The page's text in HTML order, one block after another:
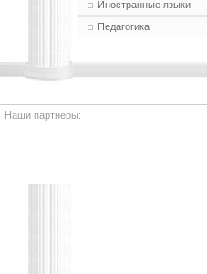
Иностранные языки
Педагогика
Наши партнеры: